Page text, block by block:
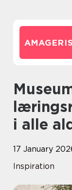
Museum som levende
i alle
17 January
Inspiration